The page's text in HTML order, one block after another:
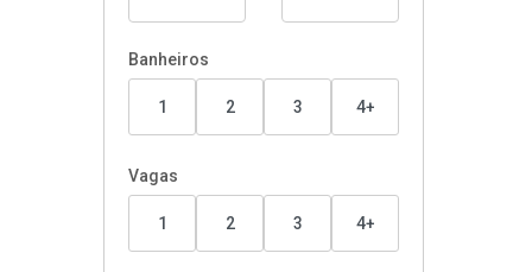
Banheiros
1 2 3 4+
Vagas
1 2 3 4+